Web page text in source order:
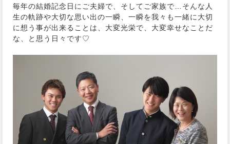
毎年の結婚記念日にご夫婦で、そしてご家族で…そんな人
生の軌跡や大切な思い出の一瞬、一瞬を我々も一緒に大切
に想う事が出来ることは、大変光栄で、大変幸せなことだ
な、と思う日々です♡